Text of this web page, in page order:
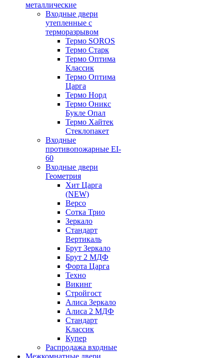
металлические
Входные двери
утепленные с
терморазрывом
Термо SOROS
Термо Старк
Термо Оптима
Классик
Термо Оптима
Царга
Термо Норд
Термо Оникс
Букле Опал
Термо Хайтек
Стеклопакет
Входные
противопожарные EI-
60
Входные двери
Геометрия
Хит Царга
(NEW)
Версо
Сотка Трио
Зеркало
Стандарт
Вертикаль
Брут Зеркало
Брут 2 МДФ
Форта Царга
Техно
Викинг
Стройгост
Алиса Зеркало
Алиса 2 МДФ
Стандарт
Классик
Купер
Распродажа входные
Межкомнатные двери